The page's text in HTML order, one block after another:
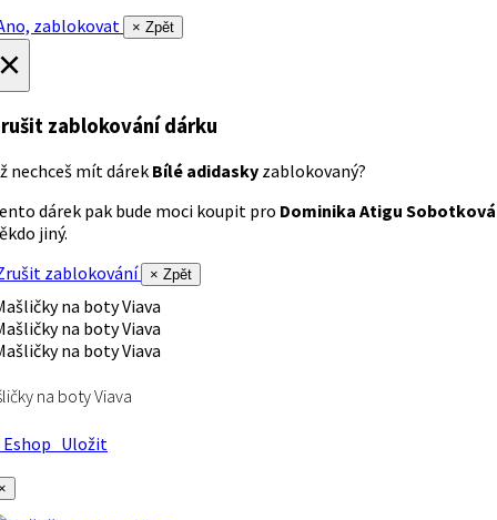
zablokovat
× Zpět
zablokování dárku
nechceš mít dárek Bílé adidasky zablokovaný?
dárek pak bude moci koupit pro Dominika Atigu Sobotková
jiný.
zablokování
× Zpět
na boty Viava
Uložit